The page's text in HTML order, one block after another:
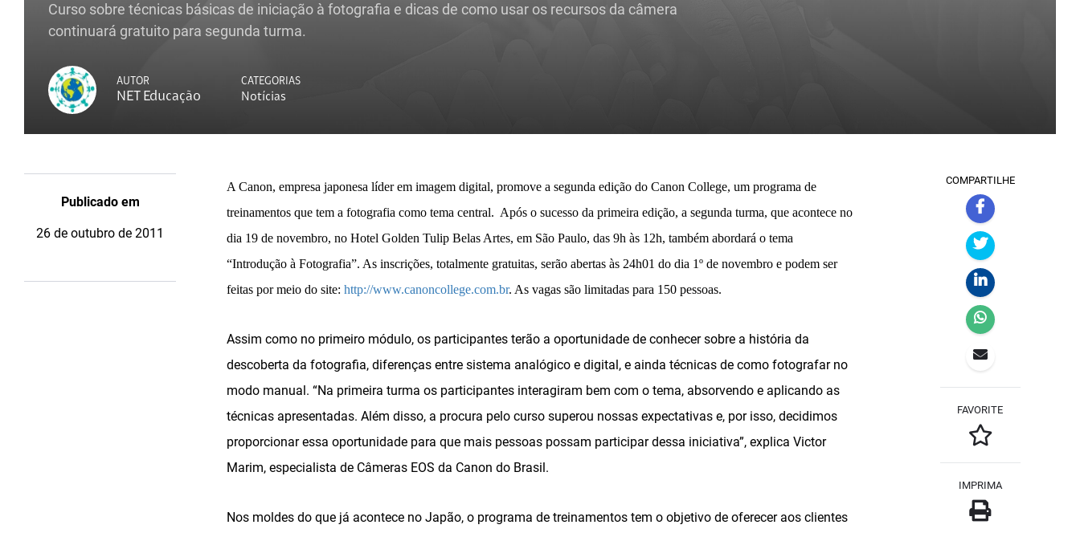
Curso sobre técnicas básicas de iniciação à fotografia e dicas de como usar os recursos da câmera
continuará gratuito para segunda turma.
AUTOR
NET Educação
CATEGORIAS
Notícias
Publicado em
26 de outubro de 2011
A Canon, empresa japonesa líder em imagem digital, promove a segunda edição do Canon College, um programa de
treinamentos que tem a fotografia como tema central. Após o sucesso da primeira edição, a segunda turma, que acontece no
dia 19 de novembro, no Hotel Golden Tulip Belas Artes, em São Paulo, das 9h às 12h, também abordará o tema
“Introdução à Fotografia”. As inscrições, totalmente gratuitas, serão abertas às 24h01 do dia 1º de novembro e podem ser
feitas por meio do site: http://www.canoncollege.com.br. As vagas são limitadas para 150 pessoas.
Assim como no primeiro módulo, os participantes terão a oportunidade de conhecer sobre a história da
descoberta da fotografia, diferenças entre sistema analógico e digital, e ainda técnicas de como fotografar no
modo manual. “Na primeira turma os participantes interagiram bem com o tema, absorvendo e aplicando as
técnicas apresentadas. Além disso, a procura pelo curso superou nossas expectativas e, por isso, decidimos
proporcionar essa oportunidade para que mais pessoas possam participar dessa iniciativa”, explica Victor
Marim, especialista de Câmeras EOS da Canon do Brasil.
Nos moldes do que já acontece no Japão, o programa de treinamentos tem o objetivo de oferecer aos clientes
COMPARTILHE
FAVORITE
IMPRIMA